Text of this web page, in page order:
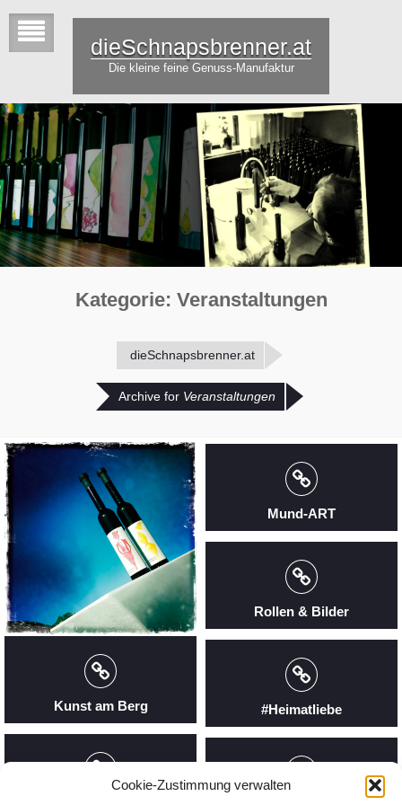
Cookie-Zustimmung verwalten
dieSchnapsbrenner.at
Die kleine feine Genuss-Manufaktur
Kategorie: Veranstaltungen
dieSchnapsbrenner.at
Archive for Veranstaltungen
Kunst am Berg
Mund-ART
Rollen & Bilder
#Heimatliebe